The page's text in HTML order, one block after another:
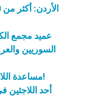
عميد مجمع
السوريين
مساعدة اللاجئين هو الردّ على تجّار الموت!
أحد